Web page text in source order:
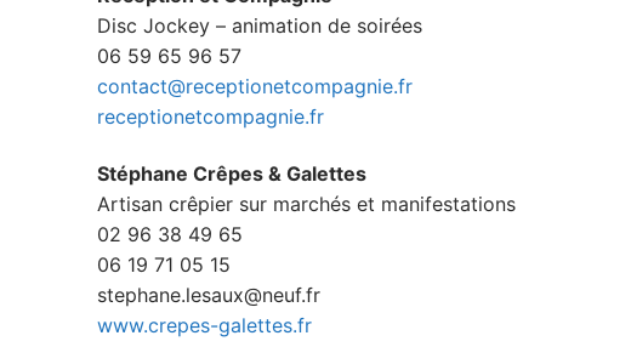
Disc Jockey – animation de soirées
06 59 65 96 57
contact@receptionetcompagnie.fr
receptionetcompagnie.fr
Stéphane Crêpes & Galettes
Artisan crêpier sur marchés et manifestations
02 96 38 49 65
06 19 71 05 15
stephane.lesaux@neuf.fr
www.crepes-galettes.fr